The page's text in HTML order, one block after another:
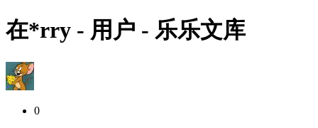
在*rry - 用户 - 乐乐文库
0